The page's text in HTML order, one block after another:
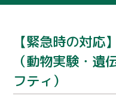
【緊急時の対応
（動物実験・遺
フティ）